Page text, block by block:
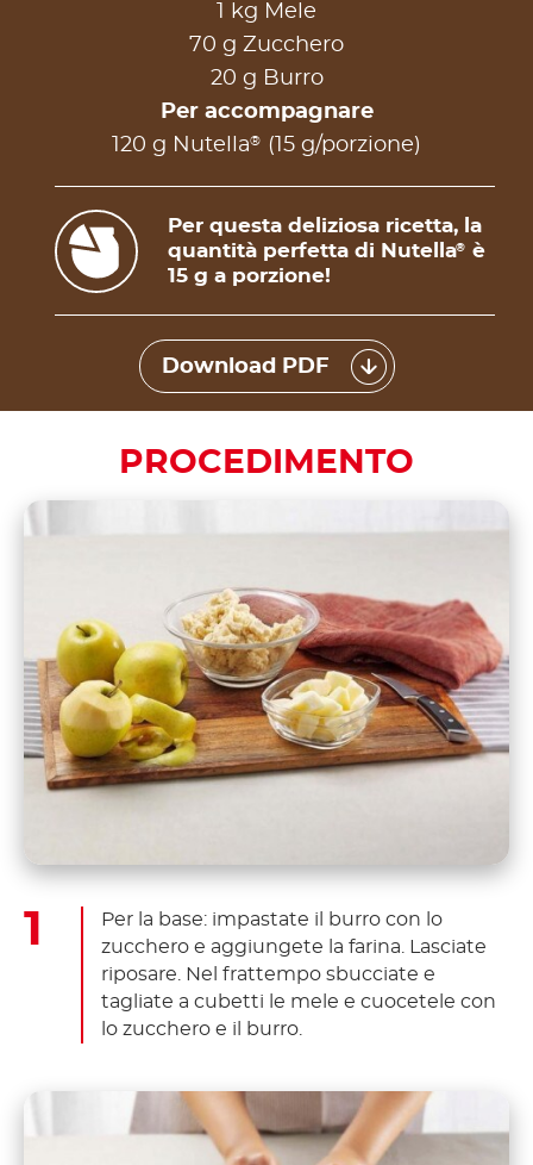
1 kg Mele
70 g Zucchero
20 g Burro
Per accompagnare
120 g Nutella® (15 g/porzione)
Per questa deliziosa ricetta, la
quantità perfetta di Nutella®
è
15 g a porzione!
Download PDF
PROCEDIMENTO
Per la base: impastate il burro con lo
zucchero e aggiungete la farina. Lasciate
riposare. Nel frattempo sbucciate e
tagliate a cubetti le mele e cuocetele con
lo zucchero e il burro.